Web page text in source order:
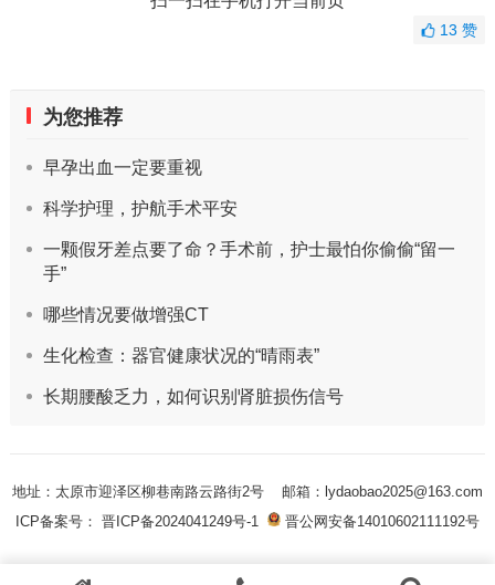
13赞
为您推荐
早孕出血一定要重视
科学护理，护航手术平安
一颗假牙差点要了命？手术前，护士最怕你偷偷“留一
手”
哪些情况要做增强CT
生化检查：器官健康状况的“晴雨表”
长期腰酸乏力，如何识别肾脏损伤信号
地址：太原市迎泽区柳巷南路云路街2号 邮箱：lydaobao2025@163.com
ICP备案号： 晋ICP备2024041249号-1
晋公网安备14010602111192号